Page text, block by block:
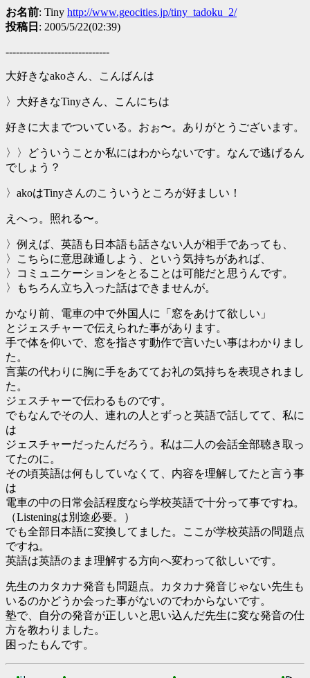
お名前: Tiny http://www.geocities.jp/tiny_tadoku_2/
投稿日 : 2005/5/22(02:39)
------------------------------
大好きなakoさん、こんばんは
〉大好きなTinyさん、こんにちは
好きに大までついている。おぉ〜。ありがとうございます。
〉〉どういうことか私にはわからないです。なんで逃げるん
でしょう？
〉akoはTinyさんのこういうところが好ましい！
えへっ。照れる〜。
〉例えば、英語も日本語も話さない人が相手であっても、
〉こちらに意思疎通しよう、という気持ちがあれば、
〉コミュニケーションをとることは可能だと思うんです。
〉もちろん立ち入った話はできませんが。
かなり前、電車の中で外国人に「窓をあけて欲しい」
とジェスチャーで伝えられた事があります。
手で体を仰いで、窓を指さす動作で言いたい事はわかりまし
た。
言葉の代わりに胸に手をあててお礼の気持ちを表現されまし
た。
ジェスチャーで伝わるものです。
でもなんでその人、連れの人とずっと英語で話してて、私に
は
ジェスチャーだったんだろう。私は二人の会話全部聴き取っ
てたのに。
その頃英語は何もしていなくて、内容を理解してたと言う事
は
電車の中の日常会話程度なら学校英語で十分って事ですね。
（Listeningは別途必要。）
でも全部日本語に変換してました。ここが学校英語の問題点
ですね。
英語は英語のまま理解する方向へ変わって欲しいです。
先生のカタカナ発音も問題点。カタカナ発音じゃない先生も
いるのかどうか会った事がないのでわからないです。
塾で、自分の発音が正しいと思い込んだ先生に変な発音の仕
方を教わりました。
困ったもんです。